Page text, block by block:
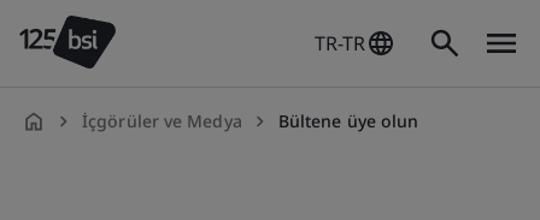
TR-TR
İçgörüler ve Medya Bültene üye olun